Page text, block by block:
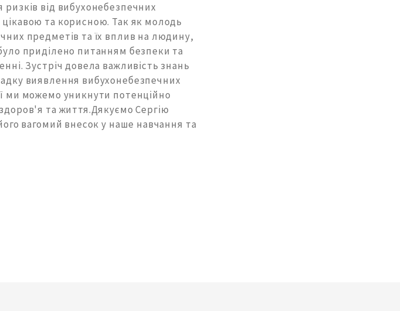
від вибухонебезпечних
та корисною. Так як молодь
предметів та їх вплив на людину,
приділено питанням безпеки та
Зустріч довела важливість знань
виявлення вибухонебезпечних
ми можемо уникнути потенційно
та життя.Дякуємо Сергію
вагомий внесок у наше навчання та